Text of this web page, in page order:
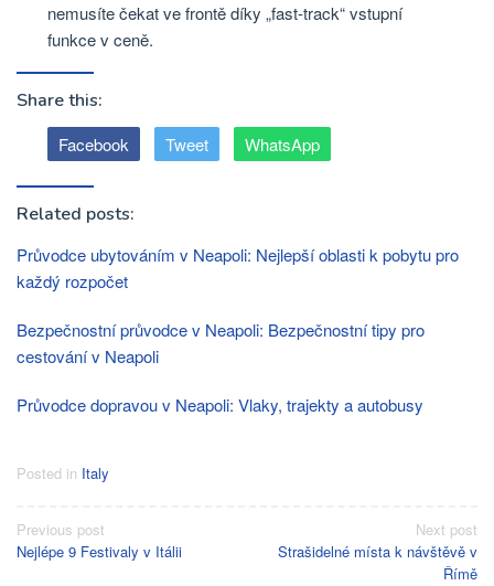
nemusíte čekat ve frontě díky „fast-track“ vstupní
funkce v ceně.
Share this:
Facebook Tweet WhatsApp
Related posts:
Průvodce ubytováním v Neapoli: Nejlepší oblasti k pobytu pro
každý rozpočet
Bezpečnostní průvodce v Neapoli: Bezpečnostní tipy pro
cestování v Neapoli
Průvodce dopravou v Neapoli: Vlaky, trajekty a autobusy
Posted in Italy
Post
navigation
Previous post
Nejlépe 9 Festivaly v Itálii
Next post
Strašidelné místa k návštěvě v
Římě